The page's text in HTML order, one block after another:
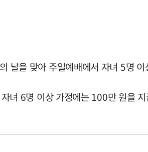
날을 맞아 주일예배에서 자녀 5명
녀 6명 이상 가정에는 100만 원을